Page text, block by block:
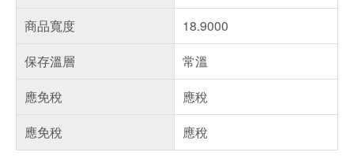
商品寬度
18.9000
保存溫層
常溫
應免稅
應稅
應免稅
應稅